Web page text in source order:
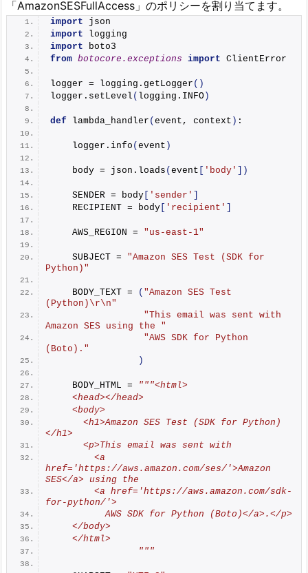
「AmazonSESFullAccess」のポリシーを割り当てます。
import json
import logging
import boto3
from botocore.exceptions import ClientError
logger = logging. getLogger ()
logger. setLevel ( logging.INFO)
def lambda_handler (event, context ) :
    logger.
info (event )
    body = json.
loads (event [ 'body' ])
    SENDER = body
[ 'sender' ]
    RECIPIENT = body
[ 'recipient' ]
    AWS_REGION =
"us-east-1"
    SUBJECT =
"Amazon SES Test (SDK for
Python)"
    BODY_TEXT =
( "Amazon SES Test
(Python)\r\n"
"This email was sent with
Amazon SES using the "
"AWS SDK for Python
(Boto)."
)
    BODY_HTML =
"""<html>
    <head></head>
    <body>
      <h1>Amazon SES Test (SDK for Python)
</h1>
      <p>This email was sent with
        <a
href='https://aws.amazon.com/ses/'>Amazon
SES</a> using the
        <a href='https://aws.amazon.com/sdk-
for-python/'>
          AWS SDK for Python (Boto)</a>.</p>
    </body>
    </html>
                """